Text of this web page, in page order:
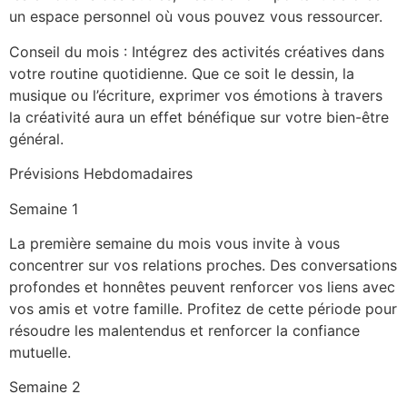
un espace personnel où vous pouvez vous ressourcer.
Conseil du mois : Intégrez des activités créatives dans
votre routine quotidienne. Que ce soit le dessin, la
musique ou l’écriture, exprimer vos émotions à travers
la créativité aura un effet bénéfique sur votre bien-être
général.
Prévisions Hebdomadaires
Semaine 1
La première semaine du mois vous invite à vous
concentrer sur vos relations proches. Des conversations
profondes et honnêtes peuvent renforcer vos liens avec
vos amis et votre famille. Profitez de cette période pour
résoudre les malentendus et renforcer la confiance
mutuelle.
Semaine 2